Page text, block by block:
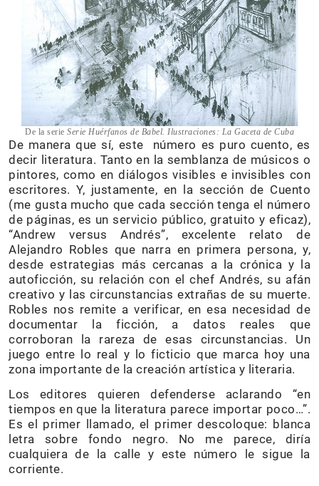
De la serie Serie Huérfanos de Babel. Ilustraciones: La Gaceta de Cuba
De manera que sí, este número es puro cuento, es
decir literatura. Tanto en la semblanza de músicos o
pintores, como en diálogos visibles e invisibles con
escritores. Y, justamente, en la sección de Cuento
(me gusta mucho que cada sección tenga el número
de páginas, es un servicio público, gratuito y eficaz),
“Andrew versus Andrés”, excelente relato de
Alejandro Robles que narra en primera persona, y,
desde estrategias más cercanas a la crónica y la
autoficción, su relación con el chef Andrés, su afán
creativo y las circunstancias extrañas de su muerte.
Robles nos remite a verificar, en esa necesidad de
documentar la ficción, a datos reales que
corroboran la rareza de esas circunstancias. Un
juego entre lo real y lo ficticio que marca hoy una
zona importante de la creación artística y literaria.
Los editores quieren defenderse aclarando “en
tiempos en que la literatura parece importar poco…”.
Es el primer llamado, el primer descoloque: blanca
letra sobre fondo negro. No me parece, diría
cualquiera de la calle y este número le sigue la
corriente.